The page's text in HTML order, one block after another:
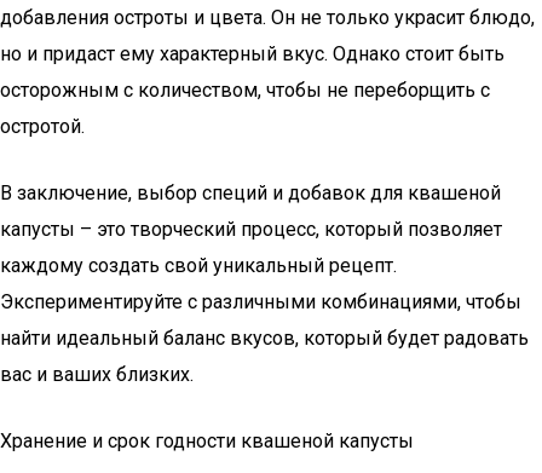
добавления остроты и цвета. Он не только украсит блюдо,
но и придаст ему характерный вкус. Однако стоит быть
осторожным с количеством, чтобы не переборщить с
остротой.
В заключение, выбор специй и добавок для квашеной
капусты – это творческий процесс, который позволяет
каждому создать свой уникальный рецепт.
Экспериментируйте с различными комбинациями, чтобы
найти идеальный баланс вкусов, который будет радовать
вас и ваших близких.
Хранение и срок годности квашеной капусты